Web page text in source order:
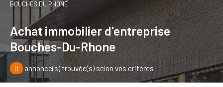
BOUCHES DU RHONE
Achat immobilier d'entreprise
Bouches-Du-Rhone
0 annonce(s) trouvée(s) selon vos critères
Type
Vente immobilier professionnel
Type
de
bien
Type de bien
Ville